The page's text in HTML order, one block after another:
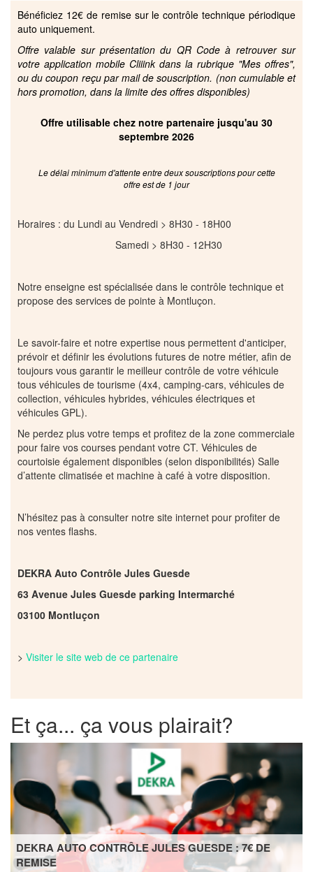
Bénéficiez 12€ de remise sur le contrôle technique périodique
auto uniquement.
Offre valable sur présentation du QR Code à retrouver sur
votre application mobile Cliiink dans la rubrique "Mes offres",
ou du coupon reçu par mail de souscription. (non cumulable et
hors promotion, dans la limite des offres disponibles)
Offre utilisable chez notre partenaire jusqu'au 30
septembre 2026
Le délai minimum d'attente entre deux souscriptions pour cette
offre est de 1 jour
Horaires : du Lundi au Vendredi > 8H30 - 18H00
Samedi > 8H30 - 12H30
Notre enseigne est spécialisée dans le contrôle technique et
propose des services de pointe à Montluçon.
Le savoir-faire et notre expertise nous permettent d'anticiper,
prévoir et définir les évolutions futures de notre métier, afin de
toujours vous garantir le meilleur contrôle de votre véhicule
tous véhicules de tourisme (4x4, camping-cars, véhicules de
collection, véhicules hybrides, véhicules électriques et
véhicules GPL).
Ne perdez plus votre temps et profitez de la zone commerciale
pour faire vos courses pendant votre CT. Véhicules de
courtoisie également disponibles (selon disponibilités) Salle
d’attente climatisée et machine à café à votre disposition.
N’hésitez pas à consulter notre site internet pour profiter de
nos ventes flashs.
DEKRA Auto Contrôle Jules Guesde
63 Avenue Jules Guesde parking Intermarché
03100 Montluçon
> Visiter le site web de ce partenaire
Et ça... ça vous plairait?
DEKRA AUTO CONTRÔLE JULES GUESDE : 7€ DE
REMISE